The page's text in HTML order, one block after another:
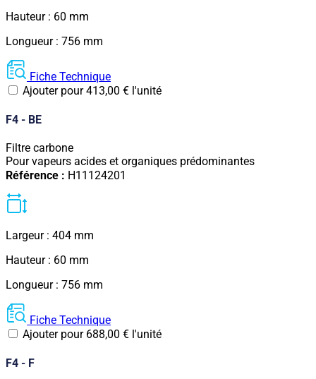
Hauteur : 60 mm
Longueur : 756 mm
Fiche Technique
Ajouter pour413,00 € l'unité
F4 - BE
Filtre carbone
Pour vapeurs acides et organiques prédominantes
Référence : H11124201
Largeur : 404 mm
Hauteur : 60 mm
Longueur : 756 mm
Fiche Technique
Ajouter pour 688,00 € l'unité
F4 - F